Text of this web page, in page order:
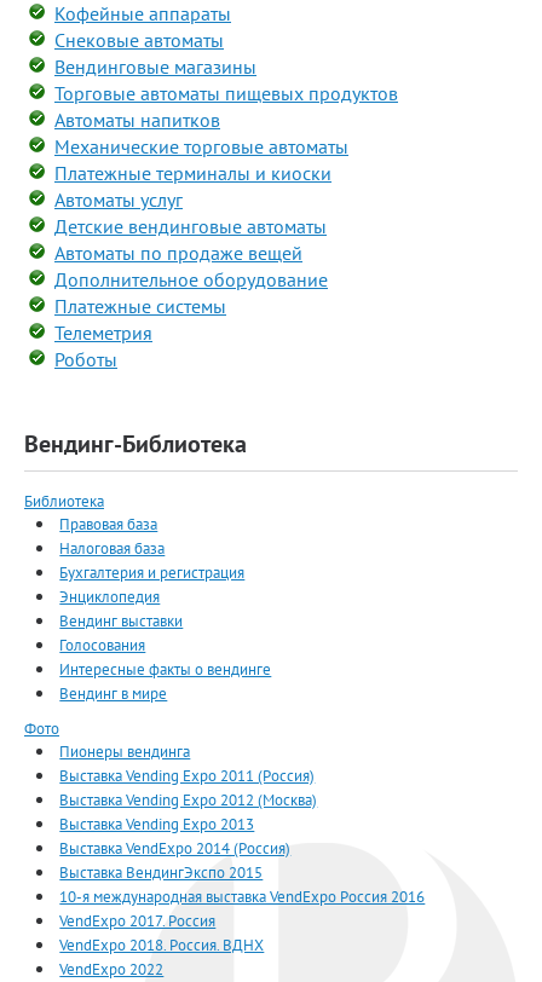
Кофейные аппараты
Снековые автоматы
Вендинговые магазины
Торговые автоматы пищевых продуктов
Автоматы напитков
Механические торговые автоматы
Платежные терминалы и киоски
Автоматы услуг
Детские вендинговые автоматы
Автоматы по продаже вещей
Дополнительное оборудование
Платежные системы
Телеметрия
Роботы
Вендинг-Библиотека
Библиотека
Правовая база
Налоговая база
Бухгалтерия и регистрация
Энциклопедия
Вендинг выставки
Голосования
Интересные факты о вендинге
Вендинг в мире
Фото
Пионеры вендинга
Выставка Vending Expo 2011 (Россия)
Выставка Vending Expo 2012 (Москва)
Выставка Vending Expo 2013
Выставка VendExpo 2014 (Россия)
Выставка ВендингЭкспо 2015
10-я международная выставка VendExpo Россия 2016
VendExpo 2017. Россия
VendExpo 2018. Россия. ВДНХ
VendExpo 2022